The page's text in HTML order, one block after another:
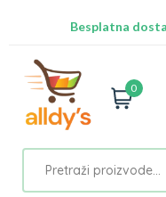
Besplatna
0